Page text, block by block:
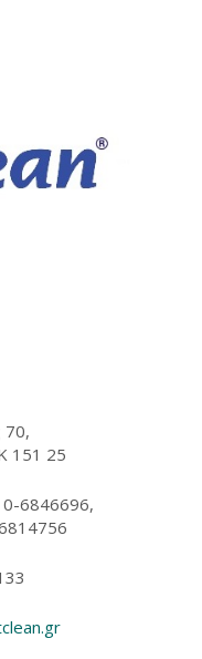
70,
151 25
6846696,